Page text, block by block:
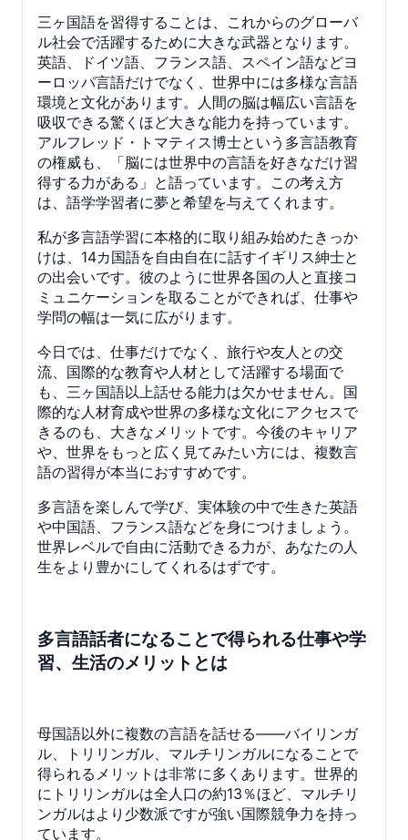
三ヶ国語を習得することは、これからのグローバ
ル社会で活躍するために大きな武器となります。
英語、ドイツ語、フランス語、スペイン語などヨ
ーロッパ言語だけでなく、世界中には多様な言語
環境と文化があります。人間の脳は幅広い言語を
吸収できる驚くほど大きな能力を持っています。
アルフレッド・トマティス博士という多言語教育
の権威も、「脳には世界中の言語を好きなだけ習
得する力がある」と語っています。この考え方
は、語学学習者に夢と希望を与えてくれます。
私が多言語学習に本格的に取り組み始めたきっか
けは、14カ国語を自由自在に話すイギリス紳士と
の出会いです。彼のように世界各国の人と直接コ
ミュニケーションを取ることができれば、仕事や
学問の幅は一気に広がります。
今日では、仕事だけでなく、旅行や友人との交
流、国際的な教育や人材として活躍する場面で
も、三ヶ国語以上話せる能力は欠かせません。国
際的な人材育成や世界の多様な文化にアクセスで
きるのも、大きなメリットです。今後のキャリア
や、世界をもっと広く見てみたい方には、複数言
語の習得が本当におすすめです。
多言語を楽しんで学び、実体験の中で生きた英語
や中国語、フランス語などを身につけましょう。
世界レベルで自由に活動できる力が、あなたの人
生をより豊かにしてくれるはずです。
多言語話者になることで得られる仕事や学
習、生活のメリットとは
母国語以外に複数の言語を話せる――バイリンガ
ル、トリリンガル、マルチリンガルになることで
得られるメリットは非常に多くあります。世界的
にトリリンガルは全人口の約13％ほど、マルチリ
ンガルはより少数派ですが強い国際競争力を持っ
ています。